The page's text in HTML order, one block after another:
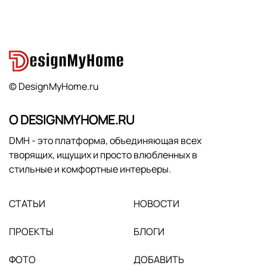
© DesignMyHome.ru
О DESIGNMYHOME.RU
DMH - это платформа, объединяющая всех
творящих, ищущих и просто влюбленных в
стильные и комфортные интерьеры.
СТАТЬИ НОВОСТИ
ПРОЕКТЫ БЛОГИ
ФОТО ДОБАВИТЬ